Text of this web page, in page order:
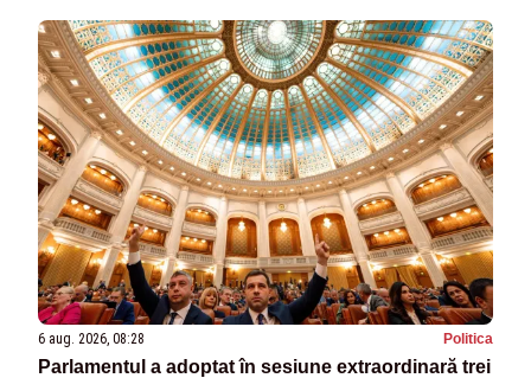
6 aug. 2026, 08:28 Politica
Parlamentul a adoptat în sesiune extraordinară trei